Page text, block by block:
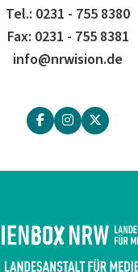
Tel.: 0231 - 755 8380
Fax: 0231 - 755 8381
info@nrwision.de